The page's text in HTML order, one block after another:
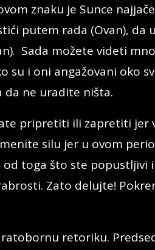
znaku je Sunce
putem rada (Ovan), da
Sada možete videti
su i oni angažovani oko
da ne uradite ništa.
pripretiti ili zapretiti jer
silu jer u ovom
toga što ste popustljivi
Zato delujte!
retoriku.